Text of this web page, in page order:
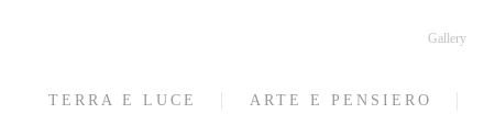
Gallery
TERRA E LUCE ARTE E PENSIERO